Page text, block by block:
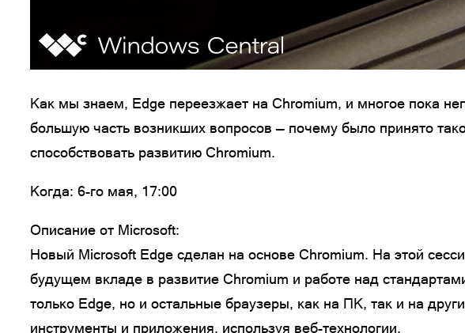
Как мы знаем, Edge переезжает на Chromium, и многое пока
большую часть возникших вопросов — почему было принято
способствовать развитию Chromium.
Когда: 6-го мая, 17:00
Описание от Microsoft:
Новый Microsoft Edge сделан на основе Chromium. На этой
будущем вкладе в развитие Chromium и работе над
только Edge, но и остальные браузеры, как на ПК, так и на
инструменты и приложения, используя веб-технологии.